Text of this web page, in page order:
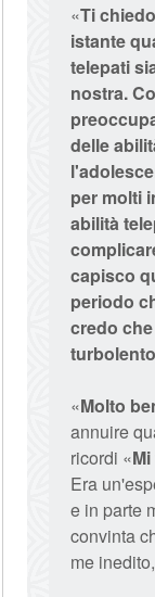
«Ti
istante
telepati
nostra.
delle
per molti
abilità
capisco
periodo
credo
«Molto
annuire
ricordi «
Era
e in parte
convinta
me